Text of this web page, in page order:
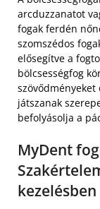
arcduzzanatot
fogak ferdén
szomszédos
elősegítve a
bölcsességfog
szövődményeket
játszanak
befolyásolja a
MyDent
kezelésben